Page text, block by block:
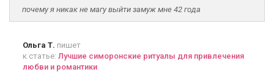
почему я никак не магу выйти замуж мне 42 года
Ольга Т. пишет
к статье: Лучшие симоронские ритуалы для привлечения
любви и романтики